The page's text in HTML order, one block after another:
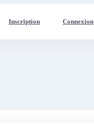
Inscription Connexion